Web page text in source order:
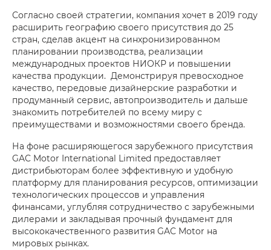
Согласно своей стратегии, компания хочет в 2019 году
расширить географию своего присутствия до 25
стран, сделав акцент на синхронизированном
планировании производства, реализации
международных проектов НИОКР и повышении
качества продукции. Демонстрируя превосходное
качество, передовые дизайнерские разработки и
продуманный сервис, автопроизводитель и дальше
знакомить потребителей по всему миру с
преимуществами и возможностями своего бренда.
На фоне расширяющегося зарубежного присутствия
GAC Motor International Limited предоставляет
дистрибьюторам более эффективную и удобную
платформу для планирования ресурсов, оптимизации
технологических процессов и управления
финансами, углубляя сотрудничество с зарубежными
дилерами и закладывая прочный фундамент для
высококачественного развития GAC Motor на
мировых рынках.